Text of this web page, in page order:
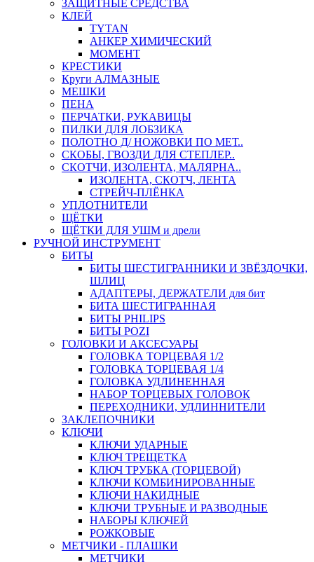
ЗАЩИТНЫЕ СРЕДСТВА
КЛЕЙ
TYTAN
АНКЕР ХИМИЧЕСКИЙ
МОМЕНТ
КРЕСТИКИ
Круги АЛМАЗНЫЕ
МЕШКИ
ПЕНА
ПЕРЧАТКИ, РУКАВИЦЫ
ПИЛКИ ДЛЯ ЛОБЗИКА
ПОЛОТНО Д/ НОЖОВКИ ПО МЕТ..
СКОБЫ, ГВОЗДИ ДЛЯ СТЕПЛЕР..
СКОТЧИ, ИЗОЛЕНТА, МАЛЯРНА..
ИЗОЛЕНТА, СКОТЧ, ЛЕНТА
СТРЕЙЧ-ПЛЁНКА
УПЛОТНИТЕЛИ
ЩЁТКИ
ЩЁТКИ ДЛЯ УШМ и дрели
РУЧНОЙ ИНСТРУМЕНТ
БИТЫ
БИТЫ ШЕСТИГРАННИКИ И ЗВЁЗДОЧКИ,
ШЛИЦ
АДАПТЕРЫ, ДЕРЖАТЕЛИ для бит
БИТА ШЕСТИГРАННАЯ
БИТЫ PHILIPS
БИТЫ POZI
ГОЛОВКИ И АКСЕСУАРЫ
ГОЛОВКА ТОРЦЕВАЯ 1/2
ГОЛОВКА ТОРЦЕВАЯ 1/4
ГОЛОВКА УДЛИНЕННАЯ
НАБОР ТОРЦЕВЫХ ГОЛОВОК
ПЕРЕХОДНИКИ, УДЛИННИТЕЛИ
ЗАКЛЕПОЧНИКИ
КЛЮЧИ
КЛЮЧИ УДАРНЫЕ
КЛЮЧ ТРЕЩЕТКА
КЛЮЧ ТРУБКА (ТОРЦЕВОЙ)
КЛЮЧИ КОМБИНИРОВАННЫЕ
КЛЮЧИ НАКИДНЫЕ
КЛЮЧИ ТРУБНЫЕ И РАЗВОДНЫЕ
НАБОРЫ КЛЮЧЕЙ
РОЖКОВЫЕ
МЕТЧИКИ - ПЛАШКИ
МЕТЧИКИ